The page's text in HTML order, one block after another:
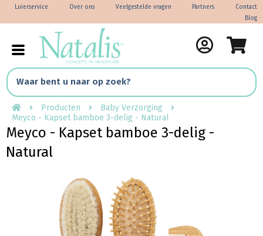
Contact
Partners
Veelgestelde vragen
Over ons
Luierservice
Blog
Producten
Baby Verzorging
Meyco - Kapset bamboe 3-delig - Natural
Meyco - Kapset bamboe 3-delig -
Natural